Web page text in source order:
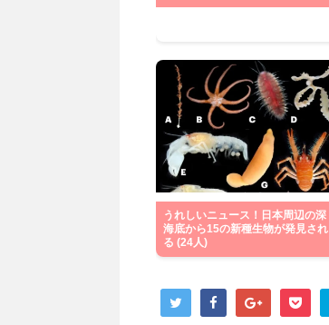
うれしいニュース！日本周辺の深
海底から15の新種生物が発見され
る (24人)